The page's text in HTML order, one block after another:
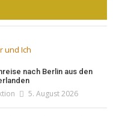
nach Berlin aus den
5. August 2026